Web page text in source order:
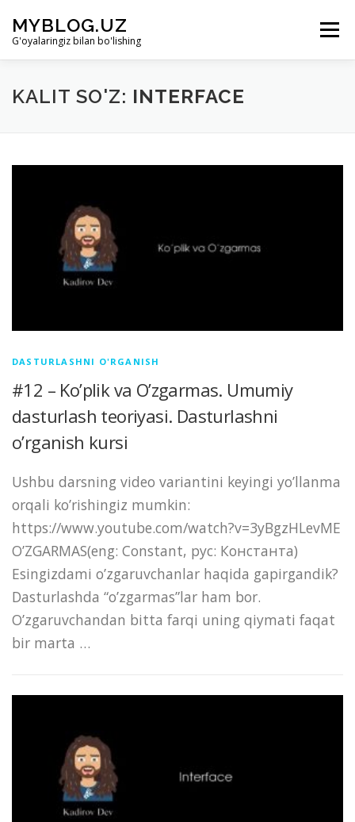
MYBLOG.UZ
G'oyalaringiz bilan bo'lishing
Menu
LOYIHA HAQIDA BO’LIMLAR KIRISH
KALIT SO'Z: INTERFACE
DASTURLASHNI O'RGANISH
#12 – Ko’plik va O’zgarmas. Umumiy
dasturlash teoriyasi. Dasturlashni
o’rganish kursi
Ushbu darsning video variantini keyingi yo’llanma
orqali ko’rishingiz mumkin:
https://www.youtube.com/watch?v=3yBgzHLevME
O’ZGARMAS(eng: Constant, рус: Константа)
Esingizdami o’zgaruvchanlar haqida gapirgandik?
Dasturlashda “o’zgarmas”lar ham bor.
O’zgaruvchandan bitta farqi uning qiymati faqat
bir marta …